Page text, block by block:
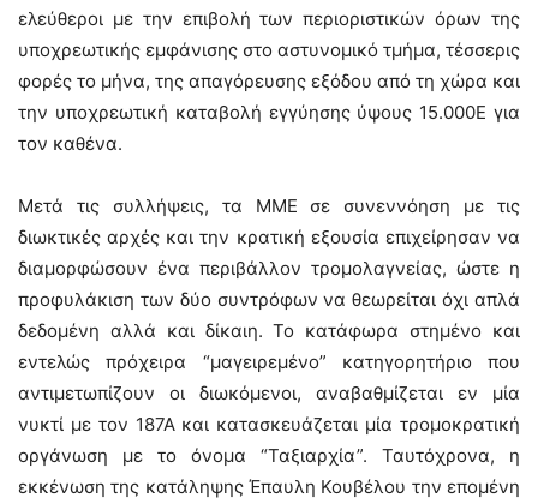
ελεύθεροι με την επιβολή των περιοριστικών όρων της
υποχρεωτικής εμφάνισης στο αστυνομικό τμήμα, τέσσερις
φορές το μήνα, της απαγόρευσης εξόδου από τη χώρα και
την υποχρεωτική καταβολή εγγύησης ύψους 15.000Ε για
τον καθένα.
Μετά τις συλλήψεις, τα ΜΜΕ σε συνεννόηση με τις
διωκτικές αρχές και την κρατική εξουσία επιχείρησαν να
διαμορφώσουν ένα περιβάλλον τρομολαγνείας, ώστε η
προφυλάκιση των δύο συντρόφων να θεωρείται όχι απλά
δεδομένη αλλά και δίκαιη. Το κατάφωρα στημένο και
εντελώς πρόχειρα “μαγειρεμένο” κατηγορητήριο που
αντιμετωπίζουν οι διωκόμενοι, αναβαθμίζεται εν μία
νυκτί με τον 187Α και κατασκευάζεται μία τρομοκρατική
οργάνωση με το όνομα “Ταξιαρχία”. Ταυτόχρονα, η
εκκένωση της κατάληψης Έπαυλη Κουβέλου την επομένη